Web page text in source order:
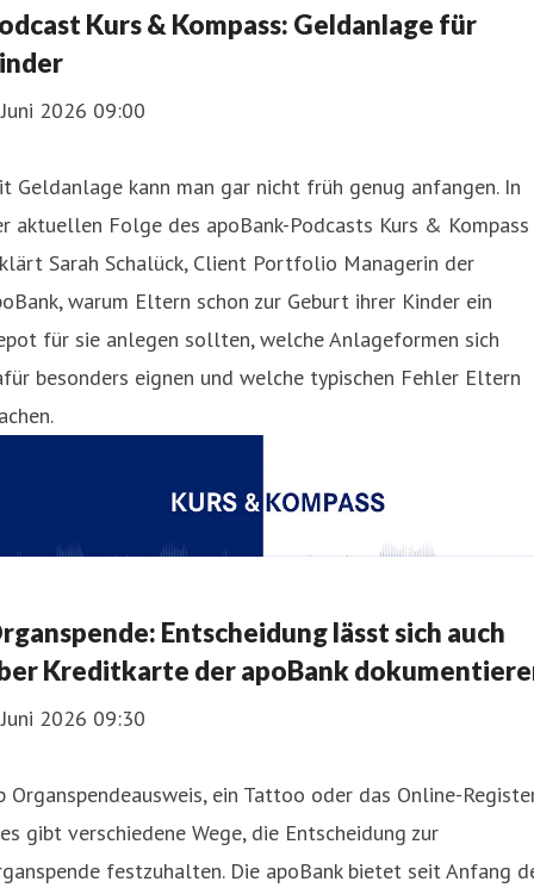
Kurs & Kompass: Geldanlage für
2026 09:00
Geldanlage kann man gar nicht früh genug anfangen. In
aktuellen Folge des apoBank-Podcasts Kurs & Kompass
Sarah Schalück, Client Portfolio Managerin der
warum Eltern schon zur Geburt ihrer Kinder ein
für sie anlegen sollten, welche Anlageformen sich
besonders eignen und welche typischen Fehler Eltern
Entscheidung lässt sich auch
Kreditkarte der apoBank
2026 09:30
Organspendeausweis, ein Tattoo oder das Online-
gibt verschiedene Wege, die Entscheidung zur
festzuhalten. Die apoBank bietet seit Anfang